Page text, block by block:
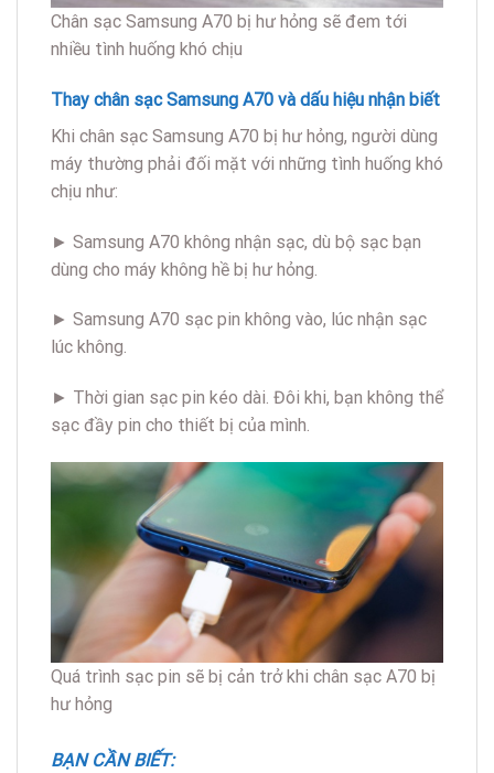
Chân sạc Samsung A70 bị hư hỏng sẽ đem tới
nhiều tình huống khó chịu
Thay chân sạc Samsung A70 và dấu hiệu nhận biết
Khi chân sạc Samsung A70 bị hư hỏng, người dùng
máy thường phải đối mặt với những tình huống khó
chịu như:
► Samsung A70 không nhận sạc, dù bộ sạc bạn
dùng cho máy không hề bị hư hỏng.
► Samsung A70 sạc pin không vào, lúc nhận sạc
lúc không.
► Thời gian sạc pin kéo dài. Đôi khi, bạn không thể
sạc đầy pin cho thiết bị của mình.
Quá trình sạc pin sẽ bị cản trở khi chân sạc A70 bị
hư hỏng
BẠN CẦN BIẾT: